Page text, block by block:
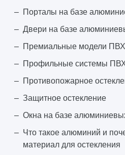
Порталы на базе
Двери на базе
Премиальные модели
Профильные системы
Противопожарное
Защитное остекление
Окна на базе
Что такое алюминий и
материал для остекления